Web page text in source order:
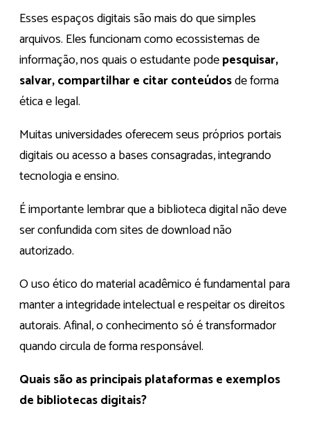
Esses espaços digitais são mais do que simples
arquivos. Eles funcionam como ecossistemas de
informação, nos quais o estudante podepesquisar,
salvar, compartilhar e citar conteúdosde forma
ética e legal.
Muitas universidades oferecem seus próprios portais
digitais ou acesso a bases consagradas, integrando
tecnologia e ensino.
É importante lembrar que a biblioteca digital não deve
ser confundida com sites de download não
autorizado.
O uso ético do material acadêmico é fundamental para
manter a integridade intelectual e respeitar os direitos
autorais. Afinal, o conhecimento só é transformador
quando circula de forma responsável.
Quais são as principais plataformas e exemplos
de bibliotecas digitais?